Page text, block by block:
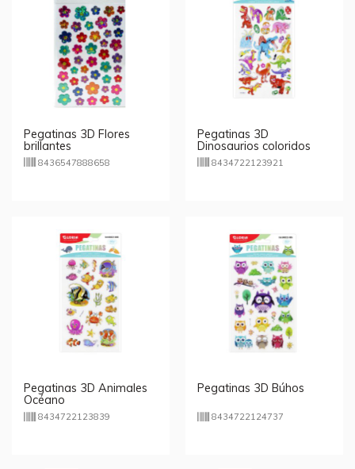
Pegatinas 3D Flores
brillantes
8436547888658
Pegatinas 3D
Dinosaurios coloridos
8434722123921
Pegatinas 3D Animales
Océano
8434722123839
Pegatinas 3D Búhos
8434722124737